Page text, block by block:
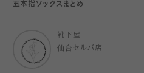
五本指ソックスまとめ
靴下屋
仙台セルバ店